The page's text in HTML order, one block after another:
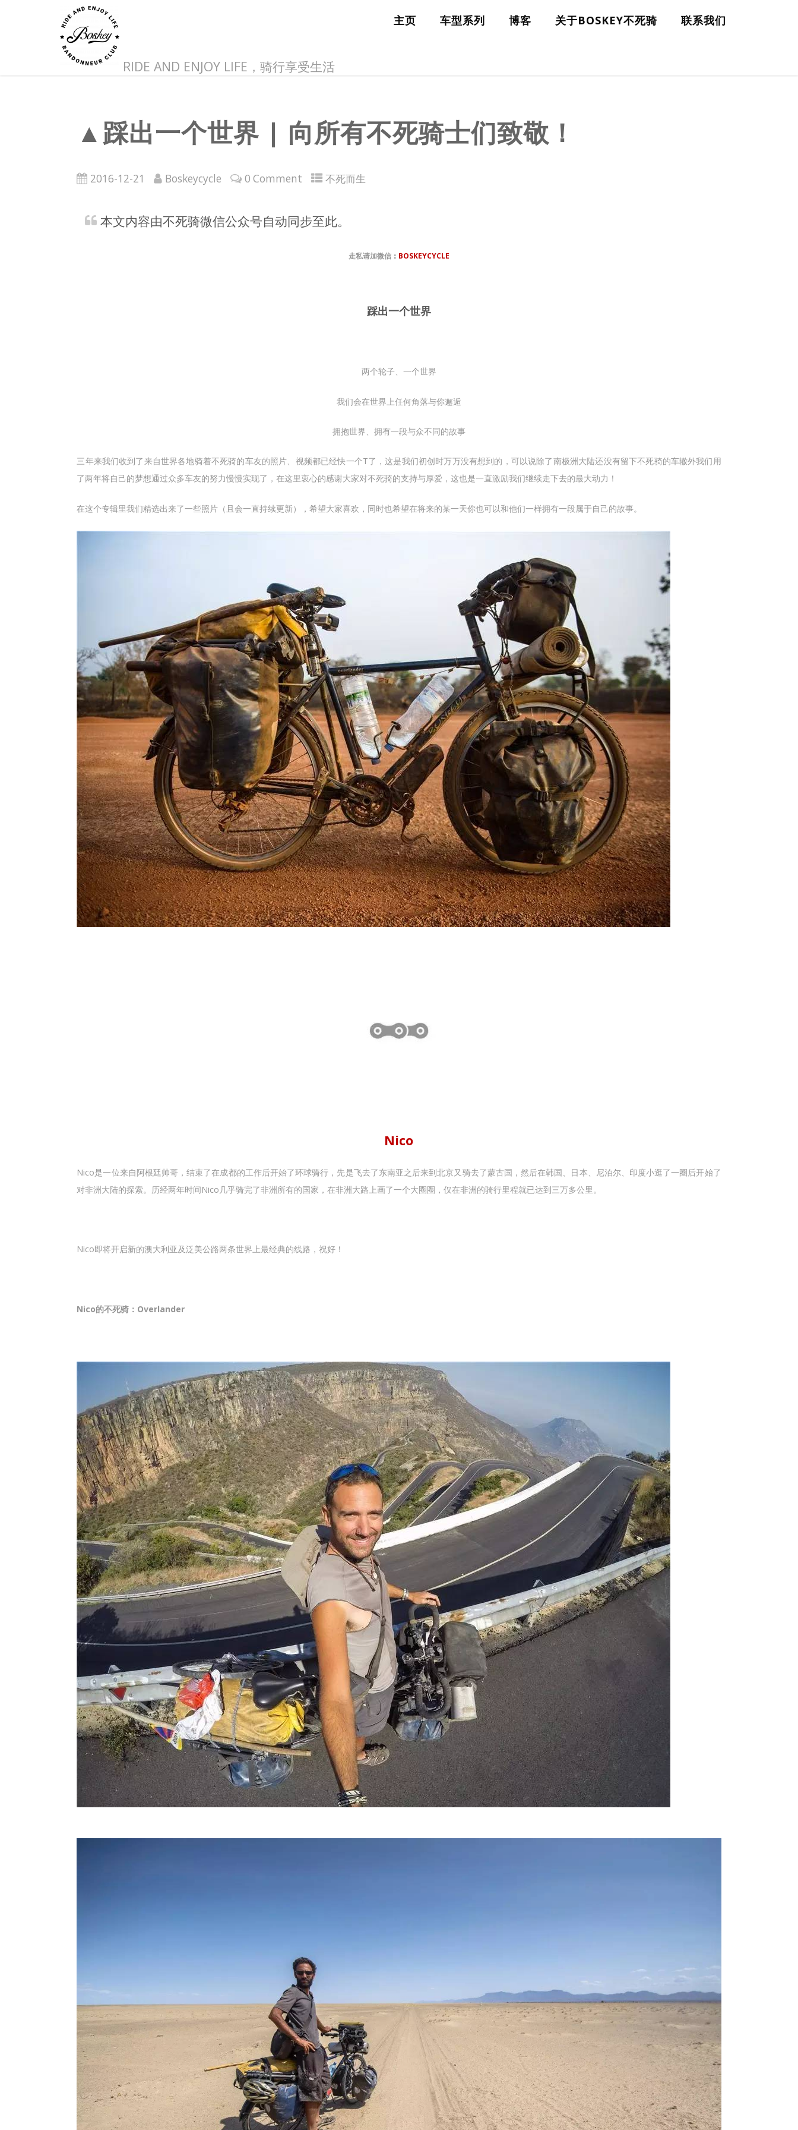
RIDE AND ENJOY LIFE，骑行享受生活
主页 车型系列 博客 关于BOSKEY不死骑 联系我们
▲踩出一个世界 | 向所有不死骑士们致敬！
2016-12-21 Boskeycycle 0 Comment 不死而生
本文内容由不死骑微信公众号自动同步至此。
走私请加微信： BOSKEYCYCLE
踩出一个世界
两个轮子、一个世界
我们会在世界上任何角落与你邂逅
拥抱世界、拥有一段与众不同的故事
三年来我们收到了来自世界各地骑着不死骑的车友的照片、视频都已经快一个T了，这是我们初创时万万没有想到的，可以说除了南极洲大陆还没有留下不死骑的车辙外我们用
了两年将自己的梦想通过众多车友的努力慢慢实现了，在这里衷心的感谢大家对不死骑的支持与厚爱，这也是一直激励我们继续走下去的最大动力！
在这个专辑里我们精选出来了一些照片（且会一直持续更新），希望大家喜欢，同时也希望在将来的某一天你也可以和他们一样拥有一段属于自己的故事。
Nico
Nico是一位来自阿根廷帅哥，结束了在成都的工作后开始了环球骑行，先是飞去了东南亚之后来到北京又骑去了蒙古国，然后在韩国、日本、尼泊尔、印度小逛了一圈后开始了
对非洲大陆的探索。历经两年时间Nico几乎骑完了非洲所有的国家，在非洲大路上画了一个大圈圈，仅在非洲的骑行里程就已达到三万多公里。
Nico即将开启新的澳大利亚及泛美公路两条世界上最经典的线路，祝好！
Nico的不死骑：Overlander